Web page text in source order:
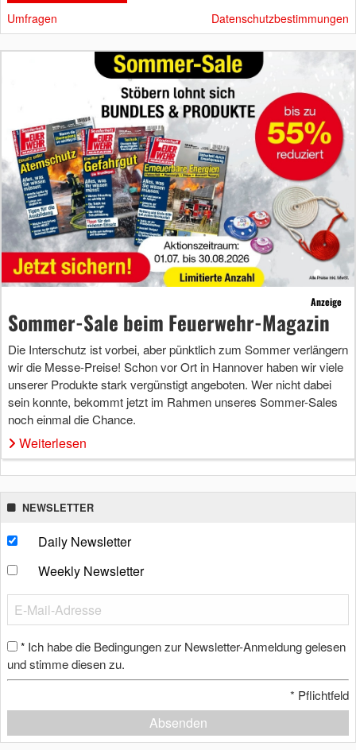
Umfragen Datenschutzbestimmungen
Anzeige
Sommer-Sale beim Feuerwehr-Magazin
Die Interschutz ist vorbei, aber pünktlich zum Sommer verlängern
wir die Messe-Preise! Schon vor Ort in Hannover haben wir viele
unserer Produkte stark vergünstigt angeboten. Wer nicht dabei
sein konnte, bekommt jetzt im Rahmen unseres Sommer-Sales
noch einmal die Chance.
Weiterlesen
NEWSLETTER
Daily Newsletter
Weekly Newsletter
* Ich habe die Bedingungen zur Newsletter-Anmeldung gelesen
und stimme diesen zu.
* Pflichtfeld
Absenden